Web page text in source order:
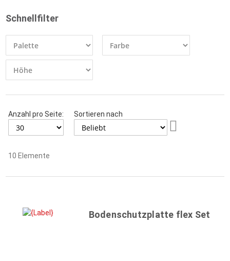
Schnellfilter
Anzahl pro Seite:
Sortieren nach
10 Elemente
Bodenschutzplatte flex Set